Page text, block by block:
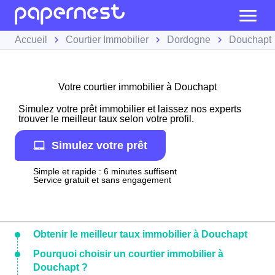
Accueil Courtier Immobilier Dordogne Douchapt
Votre courtier immobilier à Douchapt
Simulez votre prêt immobilier et laissez nos experts
trouver le meilleur taux selon votre profil.
Simulez votre prêt
Simple et rapide : 6 minutes suffisent
Service gratuit et sans engagement
Obtenir le meilleur taux immobilier à Douchapt
Pourquoi choisir un courtier immobilier à
Douchapt ?